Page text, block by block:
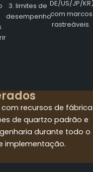
3. limites de
desempenho
DE/US/JP/
com marcos
rastreáveis.
recursos de fábrica
de quartzo padrão e
durante todo o
implementação.